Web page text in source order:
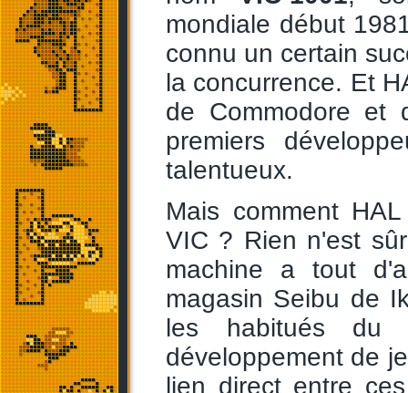
mondiale début
connu un certain
la concurrence. Et
de Commodore et
premiers
talentueux.
Mais comment
VIC ? Rien n'est
machine a tout
magasin Seibu de
les habitués du
développement de
lien direct entre